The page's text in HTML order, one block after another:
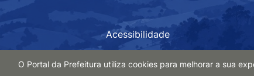
Acessibilidade
O Portal da Prefeitura utiliza cookies para melhorar a sua